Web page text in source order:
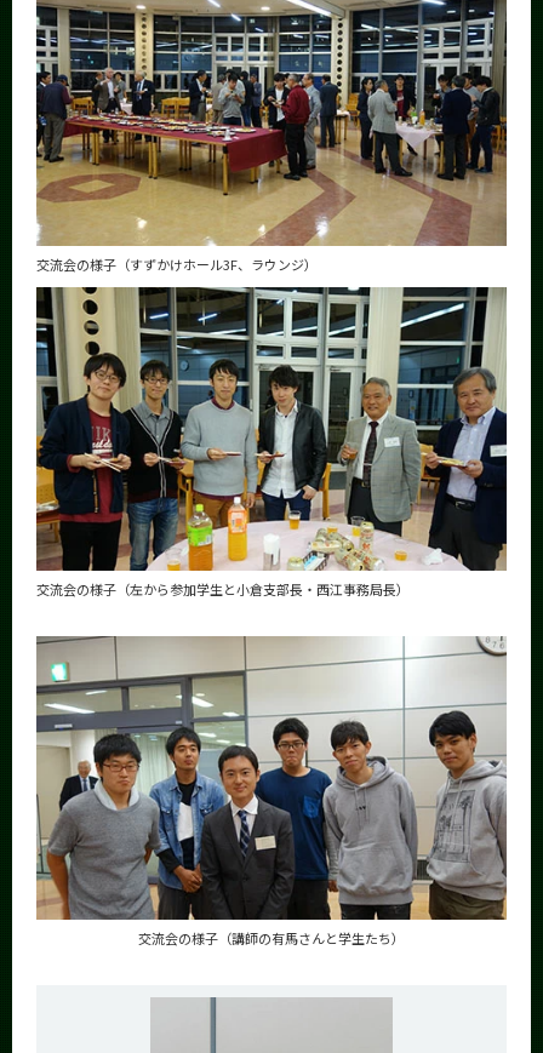
交流会の様子（すずかけホール3F、ラウンジ）
交流会の様子（左から参加学生と小倉支部長・西江事務局長）
交流会の様子（講師の有馬さんと学生たち）